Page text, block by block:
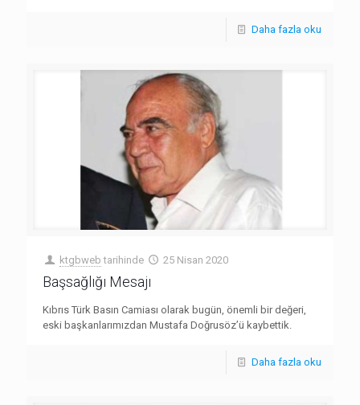
Daha fazla oku
ktgbweb tarihinde 25 Nisan 2020
Başsağlığı Mesajı
Kıbrıs Türk Basın Camiası olarak bugün, önemli bir değeri,
eski başkanlarımızdan Mustafa Doğrusöz’ü kaybettik.
Daha fazla oku